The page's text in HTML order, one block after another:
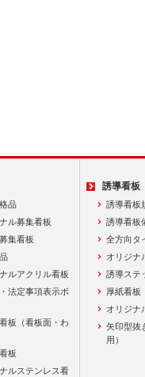
品
ル募集看板
集看板
ルアクリル看板
法定事項表示ボ
板（看板面・わ
板
ルステンレス看
誘導看板
誘導看板
誘導看板
全方向タ
オリジナ
誘導ステ
厚紙看板
オリジナ
矢印型抜
用）